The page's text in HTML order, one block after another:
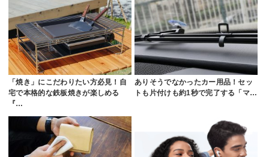
「焼き」にこだわりたい方必見！自
宅で本格的な鉄板焼きが楽しめる
『…
ありそうでなかったカー用品！セッ
トも片付けも約1秒で完了する「マ…